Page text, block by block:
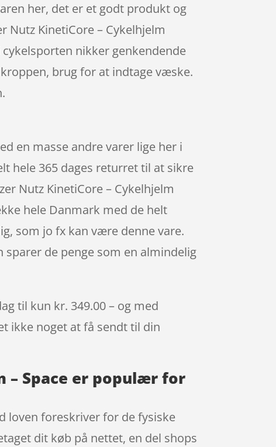
her, det er et godt produkt og
Nutz KinetiCore – Cykelhjelm
nikker genkendende
brug for at indtage væske.
en masse andre varer lige her i
hele 365 dages returret til at sikre
Nutz KinetiCore – Cykelhjelm
hele Danmark med de helt
som jo fx kan være denne vare.
de penge som en almindelig
til kun kr. 349.00 – og med
ikke noget at få sendt til din
– Space er populær for
loven foreskriver for de fysiske
dit køb på nettet, en del shops